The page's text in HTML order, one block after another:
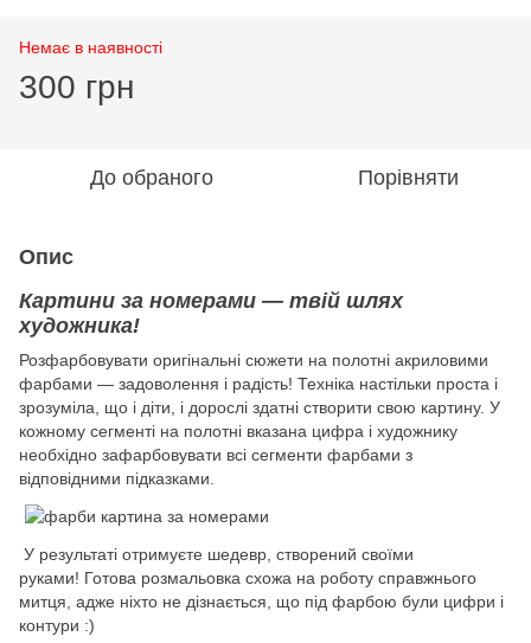
Немає в наявності
300 грн
До обраного Порівняти
Опис
Картини за номерами — твій шлях
художника!
Розфарбовувати оригінальні сюжети на полотні акриловими
фарбами — задоволення і радість! Техніка настільки проста і
зрозуміла, що і діти, і дорослі здатні створити свою картину. У
кожному сегменті на полотні вказана цифра і художнику
необхідно зафарбовувати всі сегменти фарбами з
відповідними підказками.
У результаті отримуєте шедевр, створений своїми
руками! Готова розмальовка схожа на роботу справжнього
митця, адже ніхто не дізнається, що під фарбою були цифри і
контури :)